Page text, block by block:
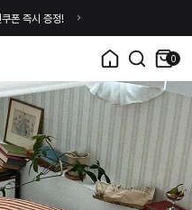
폰 즉시 증정!
0